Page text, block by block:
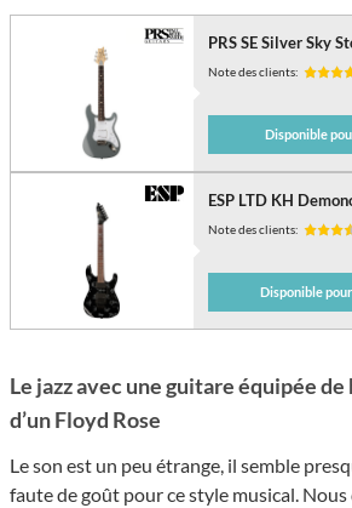
PRS SE Silver Sky
Note des clients:
Disponible
ESP LTD KH
Note des clients:
Disponible
Le jazz avec une guitare équipée
d’un Floyd Rose
Le son est un peu étrange, il semble
faute de goût pour ce style musical.